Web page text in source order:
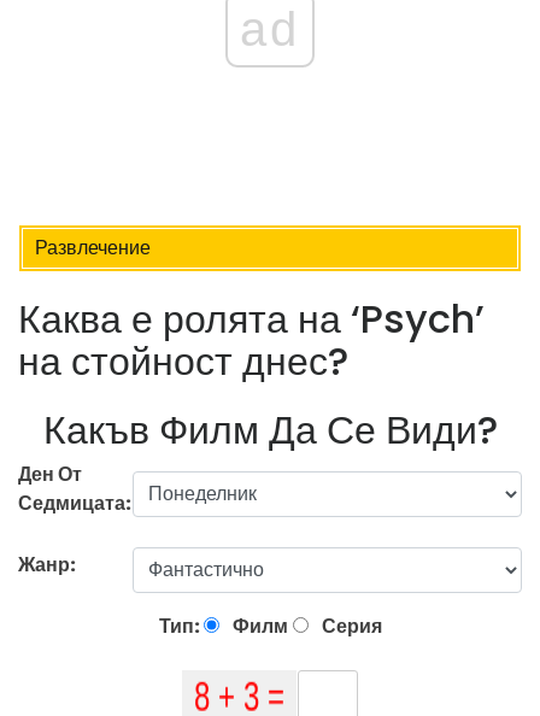
ad
Развлечение
Каква е ролята на ‘Psych’
на стойност днес?
Какъв Филм Да Се Види?
Ден От
Седмицата:
Жанр:
Тип: Филм Серия